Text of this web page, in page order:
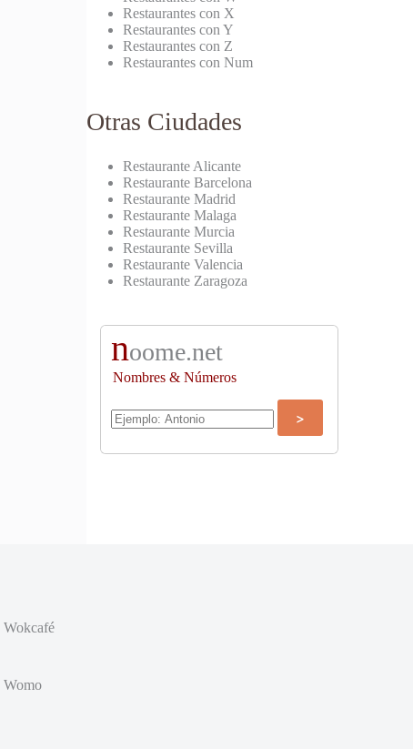
Restaurantes con X
Restaurantes con Y
Restaurantes con Z
Restaurantes con Num
Otras Ciudades
Restaurante Alicante
Restaurante Barcelona
Restaurante Madrid
Restaurante Malaga
Restaurante Murcia
Restaurante Sevilla
Restaurante Valencia
Restaurante Zaragoza
noome.net
Nombres & Números
Wokcafé
Womo